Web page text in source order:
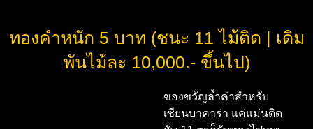
ทองคำหนัก 5 บาท (ชนะ 11 ไม้ติด | เดิม
พันไม้ละ 10,000.- ขึ้นไป)
ของขวัญล้ำค่าสำหรับ
เซียนบาคาร่า แค่แม่นติด